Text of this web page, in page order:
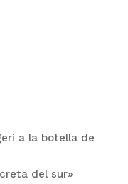
a la botella de
del sur»